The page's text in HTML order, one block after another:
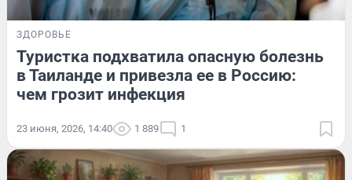
ЗДОРОВЬЕ
Туристка подхватила опасную болезнь
в Таиланде и привезла ее в Россию:
чем грозит инфекция
23 июня, 2026, 14:40 1 889 1